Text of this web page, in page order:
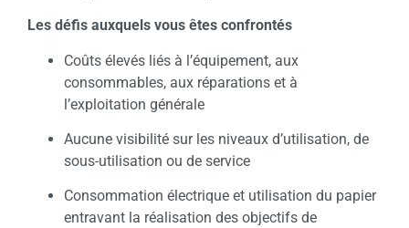
Les défis auxquels vous êtes confrontés
Coûts élevés liés à l’équipement, aux
consommables, aux réparations et à
l’exploitation générale
Aucune visibilité sur les niveaux d’utilisation, de
sous-utilisation ou de service
Consommation électrique et utilisation du papier
entravant la réalisation des objectifs de